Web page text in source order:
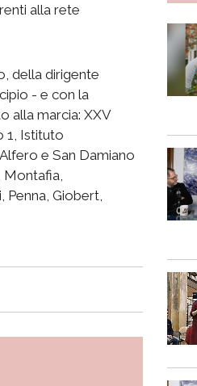
alla rete
della dirigente
- e con la
alla marcia: XXV
1, Istituto
e San Damiano
Giobert,